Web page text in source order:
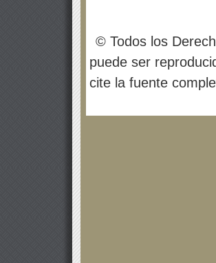
© Todos los
puede ser
cite la fuente